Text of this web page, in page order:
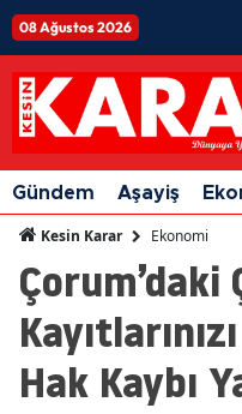
08 Ağustos 2026
Gündem Aşayiş
Kesin Karar Ekonomi
Hak Kaybı